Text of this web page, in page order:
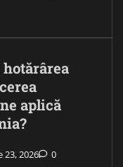
aplică
23, 2026 0